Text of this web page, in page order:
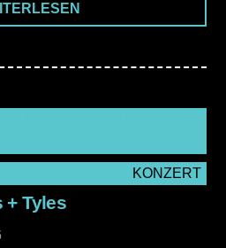
KONZERT
+ Tyles